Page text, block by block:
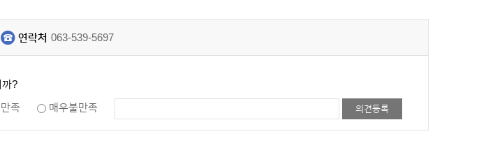
연락처 063-539-5697
까?
족 매우불만족